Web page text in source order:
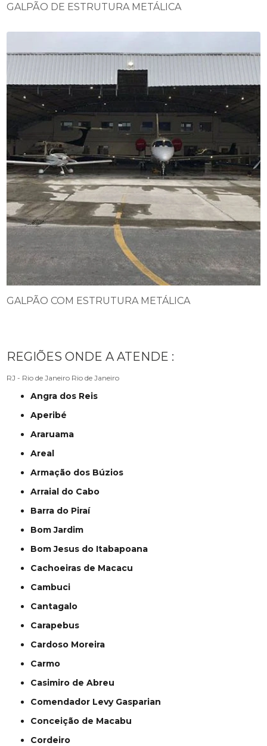
GALPÃO DE ESTRUTURA METÁLICA
GALPÃO COM ESTRUTURA METÁLICA
REGIÕES ONDE A ATENDE :
RJ - Rio de Janeiro Rio de Janeiro
Angra dos Reis
Aperibé
Araruama
Areal
Armação dos Búzios
Arraial do Cabo
Barra do Piraí
Bom Jardim
Bom Jesus do Itabapoana
Cachoeiras de Macacu
Cambuci
Cantagalo
Carapebus
Cardoso Moreira
Carmo
Casimiro de Abreu
Comendador Levy Gasparian
Conceição de Macabu
Cordeiro